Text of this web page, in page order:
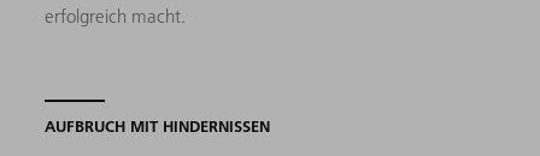
erfolgreich macht.
AUFBRUCH MIT HINDERNISSEN